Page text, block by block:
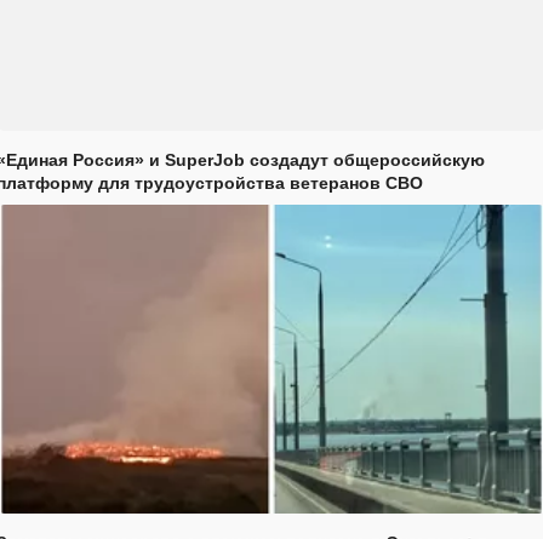
Россия» и SuperJob создадут общероссийскую
для трудоустройства ветеранов СВО